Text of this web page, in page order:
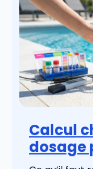
Calcul
dosage